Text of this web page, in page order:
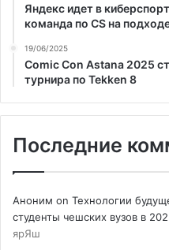
Яндекс идет в
команда по CS на
19/06/2025
Comic Con Astana 2025
турнира по Tekken 8
Последние
Аноним on Технологии
студенты чешских вузов в
ярЯш